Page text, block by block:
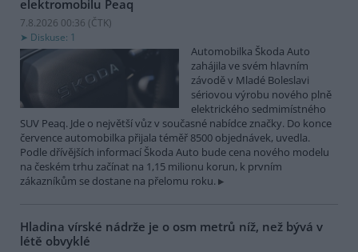
elektromobilu Peaq
7.8.2026 00:36 (ČTK)
Diskuse: 1
Automobilka Škoda Auto
zahájila ve svém hlavním
závodě v Mladé Boleslavi
sériovou výrobu nového plně
elektrického sedmimístného
SUV Peaq. Jde o největší vůz v současné nabídce značky. Do konce
července automobilka přijala téměř 8500 objednávek, uvedla.
Podle dřívějších informací Škoda Auto bude cena nového modelu
na českém trhu začínat na 1,15 milionu korun, k prvním
zákazníkům se dostane na přelomu roku.
Hladina vírské nádrže je o osm metrů níž, než bývá v
létě obvyklé